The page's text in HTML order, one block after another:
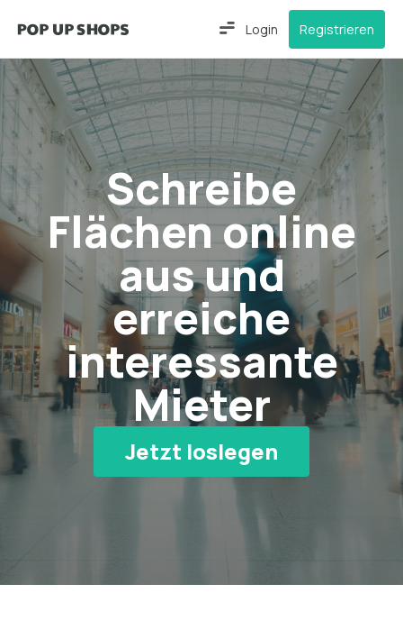
Login Registrieren
Schreibe
Flächen online
aus und
erreiche
interessante
Mieter
Jetzt loslegen